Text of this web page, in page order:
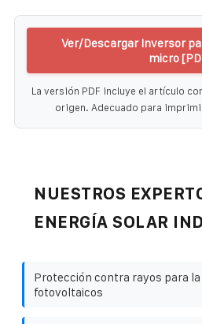
Ver/Descargar Inversor
micro
La versión PDF incluye el artículo
origen. Adecuado para
NUESTROS
ENERGÍA SOLAR
Protección contra rayos para
fotovoltaicos